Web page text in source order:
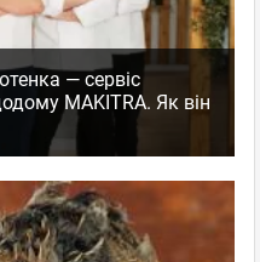
— сервіс
MAKITRA. Як він